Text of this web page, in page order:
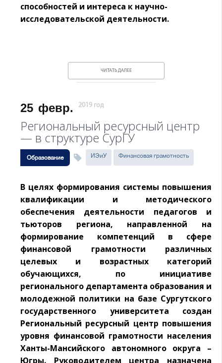
способностей и интереса к научно-
исследовательской деятельности.
ЧИТАТЬ ДАЛЕЕ
25 февр. 2019 год
Региональный ресурсный центр
— в структуре СурГУ
Образование ИЭиУ Финансовая грамотность
В целях формирования системы повышения
квалификации и методического
обеспечения деятельности педагогов и
тьюторов региона, направленной на
формирование компетенций в сфере
финансовой грамотности различных
целевых и возрастных категорий
обучающихся, по инициативе
регионального департамента образования и
молодежной политики на базе Сургутского
государственного университета создан
Региональный ресурсный центр повышения
уровня финансовой грамотности населения
Ханты-Мансийского автономного округа –
Югры. Руководителем центра назначена